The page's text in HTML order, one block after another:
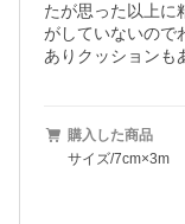
たが思った以上に
がしていないので
ありクッションも
購入した商品
サイズ/7cm×3m